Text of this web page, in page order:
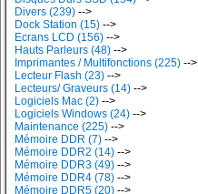
Divers (239) -->
Dock Station (15) -->
Ecrans LCD (156) -->
Hauts Parleurs (48) -->
Imprimantes / Multifonctions (225) -->
Lecteur Flash (23) -->
Lecteurs/ Graveurs (14) -->
Logiciels Mac (2) -->
Logiciels Windows (24) -->
Maintenance (225) -->
Mémoire DDR (7) -->
Mémoire DDR2 (14) -->
Mémoire DDR3 (49) -->
Mémoire DDR4 (78) -->
Mémoire DDR5 (20) -->